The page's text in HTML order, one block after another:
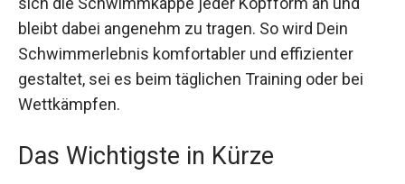
sich die Schwimmkappe jeder Kopfform an und
bleibt dabei angenehm zu tragen. So wird Dein
Schwimmerlebnis komfortabler und effizienter
gestaltet, sei es beim täglichen Training oder bei
Wettkämpfen.
Das Wichtigste in Kürze